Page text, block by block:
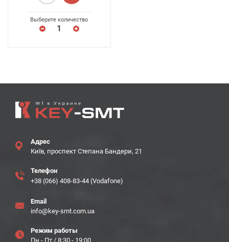
Выберите количество
Адрес
Київ, проспект Степана Бандери, 21
Телефон
+38 (066) 408-83-44 (Vodafone)
Email
info@key-smt.com.ua
Режим работы
Пн - Пт / 8:30 - 19:00